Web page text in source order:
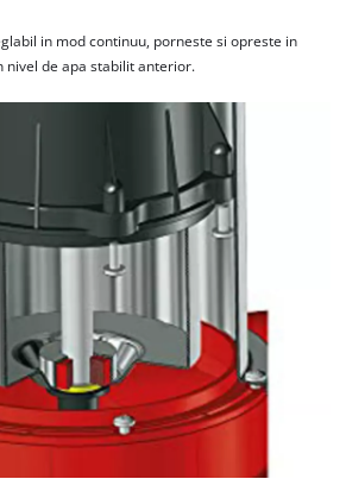
in mod continuu, porneste si opreste in
nivel de apa stabilit anterior.